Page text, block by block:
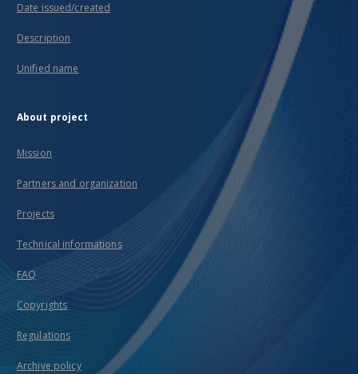
Date issued/created
Description
Unified name
About project
Mission
Partners and organization
Projects
Technical informations
FAQ
Copyrights
Regulations
Archive policy